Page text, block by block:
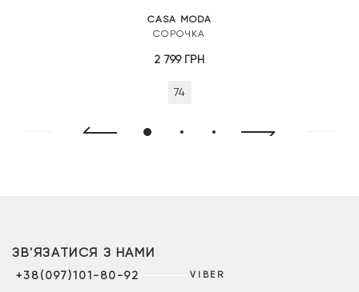
CASA MODA
СОРОЧКА
2 799 ГРН
74
ЗВ'ЯЗАТИСЯ З НАМИ
+38(097)101-80-92 VIBER